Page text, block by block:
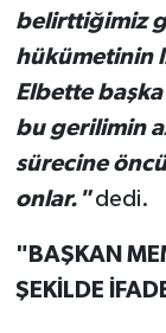
belirttiğimiz
hükümetinin
Elbette başka
bu gerilimin
sürecine
onlar."dedi.
"BAŞKAN
ŞEKİLDE